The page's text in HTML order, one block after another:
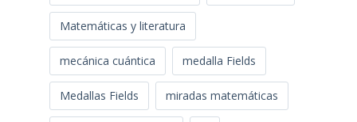
Matemáticas y literatura
mecánica cuántica medalla Fields
Medallas Fields miradas matemáticas